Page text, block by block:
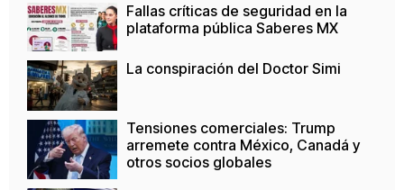
Fallas críticas de seguridad en la
plataforma pública Saberes MX
La conspiración del Doctor Simi
Tensiones comerciales: Trump
arremete contra México, Canadá y
otros socios globales